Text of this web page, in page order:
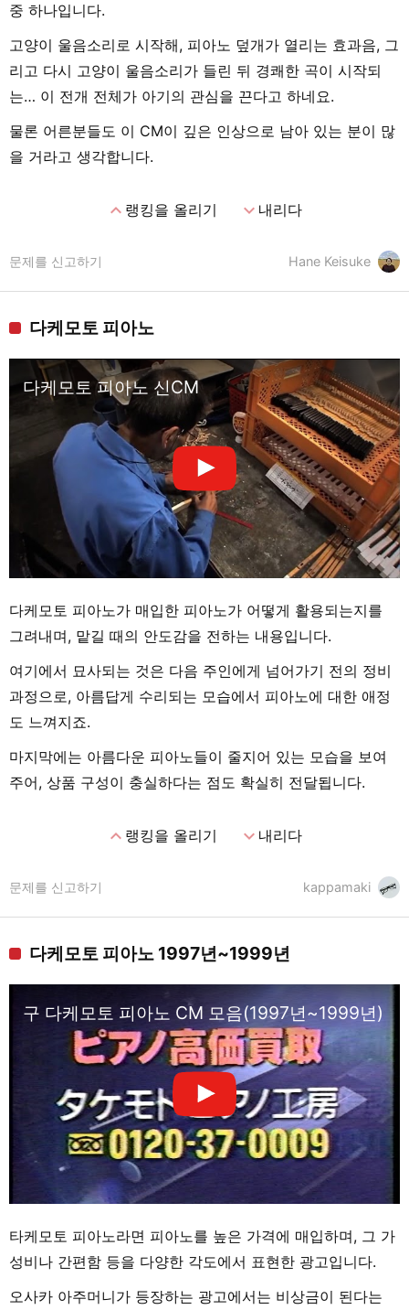
중 하나입니다.
고양이 울음소리로 시작해, 피아노 덮개가 열리는 효과음, 그
리고 다시 고양이 울음소리가 들린 뒤 경쾌한 곡이 시작되
는… 이 전개 전체가 아기의 관심을 끈다고 하네요.
물론 어른분들도 이 CM이 깊은 인상으로 남아 있는 분이 많
을 거라고 생각합니다.
expand_less랭킹을 올리기 expand_more내리다
Hane Keisuke
문제를 신고하기
다케모토 피아노
다케모토 피아노 신CM
다케모토 피아노가 매입한 피아노가 어떻게 활용되는지를
그려내며, 맡길 때의 안도감을 전하는 내용입니다.
여기에서 묘사되는 것은 다음 주인에게 넘어가기 전의 정비
과정으로, 아름답게 수리되는 모습에서 피아노에 대한 애정
도 느껴지죠.
마지막에는 아름다운 피아노들이 줄지어 있는 모습을 보여
주어, 상품 구성이 충실하다는 점도 확실히 전달됩니다.
expand_less랭킹을 올리기 expand_more내리다
kappamaki
문제를 신고하기
다케모토 피아노 1997년~1999년
구 다케모토 피아노 CM 모음(1997년~1999년)
타케모토 피아노라면 피아노를 높은 가격에 매입하며, 그 가
성비나 간편함 등을 다양한 각도에서 표현한 광고입니다.
오사카 아주머니가 등장하는 광고에서는 비상금이 된다는